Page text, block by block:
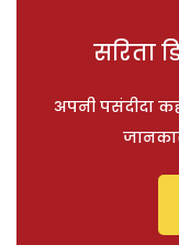
सरिता
अपनी पसंदीदा